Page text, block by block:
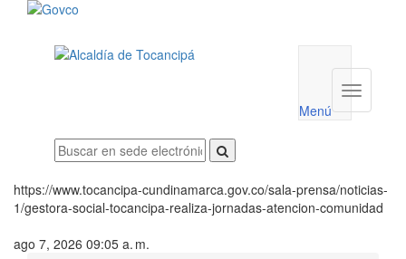
utilidades
Menú
Menú
https://www.tocancipa-cundinamarca.gov.co/sala-prensa/noticias-
1/gestora-social-tocancipa-realiza-jornadas-atencion-comunidad
ago 7, 2026 09:05 a. m.